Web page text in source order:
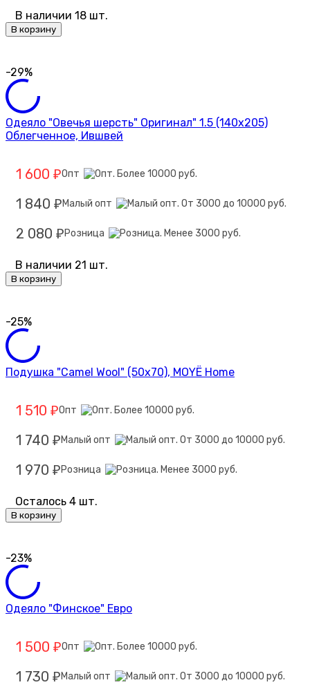
В наличии 18 шт.
В корзину
-29%
Одеяло "Овечья шерсть" Оригинал" 1.5 (140х205)
Облегченное, Ившвей
1 600 ₽Опт
1 840 ₽ Малый опт
2 080 ₽ Розница
В наличии 21 шт.
В корзину
-25%
Подушка "Camel Wool" (50х70), MOYЁ Home
1 510 ₽Опт
1 740 ₽ Малый опт
1 970 ₽ Розница
Осталось 4 шт.
В корзину
-23%
Одеяло "Финское" Евро
1 500 ₽Опт
1 730 ₽ Малый опт